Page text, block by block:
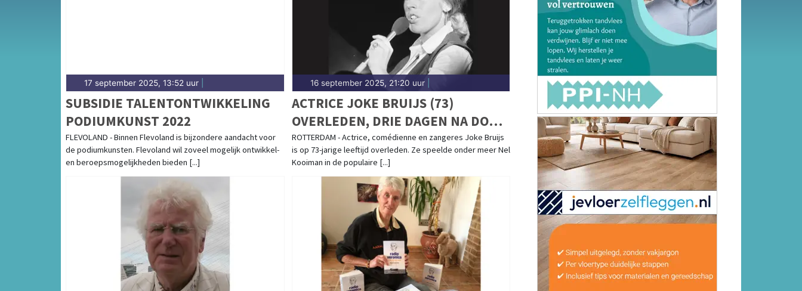
17 september 2025, 13:52 uur
SUBSIDIE TALENTONTWIKKELING
PODIUMKUNST 2022
FLEVOLAND - Binnen Flevoland is bijzondere aandacht voor
de podiumkunsten. Flevoland wil zoveel mogelijk ontwikkel-
en beroepsmogelijkheden bieden [...]
16 september 2025, 21:20 uur|
ACTRICE JOKE BRUIJS (73)
OVERLEDEN, DRIE DAGEN NA DOOD
VAN EX-MAN GERARD COX
ROTTERDAM - Actrice, comédienne en zangeres Joke Bruijs
is op 73-jarige leeftijd overleden. Ze speelde onder meer Nel
Kooiman in de populaire [...]